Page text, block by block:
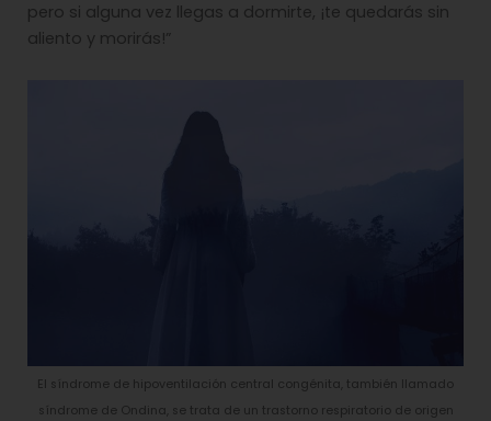
pero si alguna vez llegas a dormirte, ¡te quedarás sin
aliento y morirás!”
El síndrome de hipoventilación central congénita, también llamado
síndrome de Ondina, se trata de un trastorno respiratorio de origen